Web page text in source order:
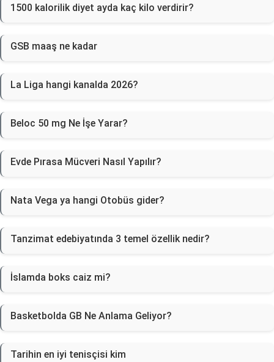
1500 kalorilik diyet ayda kaç kilo verdirir?
GSB maaş ne kadar
La Liga hangi kanalda 2026?
Beloc 50 mg Ne İşe Yarar?
Evde Pırasa Mücveri Nasıl Yapılır?
Nata Vega ya hangi Otobüs gider?
Tanzimat edebiyatında 3 temel özellik nedir?
İslamda boks caiz mi?
Basketbolda GB Ne Anlama Geliyor?
Tarihin en iyi tenisçisi kim